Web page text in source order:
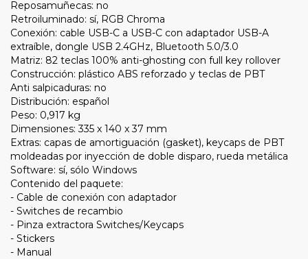
Reposamuñecas: no
Retroiluminado: sí, RGB Chroma
Conexión: cable USB-C a USB-C con adaptador USB-A
extraíble, dongle USB 2.4GHz, Bluetooth 5.0/3.0
Matriz: 82 teclas 100% anti-ghosting con full key rollover
Construcción: plástico ABS reforzado y teclas de PBT
Anti salpicaduras: no
Distribución: español
Peso: 0,917 kg
Dimensiones: 335 x 140 x 37 mm
Extras: capas de amortiguación (gasket), keycaps de PBT
moldeadas por inyección de doble disparo, rueda metálica
Software: sí, sólo Windows
Contenido del paquete:
- Cable de conexión con adaptador
- Switches de recambio
- Pinza extractora Switches/Keycaps
- Stickers
- Manual